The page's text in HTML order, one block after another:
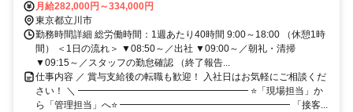
徒歩5分
月給282,000円～334,000円
東京都立川市
勤務時間詳細 総労働時間：1週あたり40時間 9:00～18:00 （休憩1時
間） ＜1日の流れ＞ ▼08:50～／出社 ▼09:00～／朝礼・清掃
▼09:15～／スタッフの勤怠確認 （終了報告...
仕事内容 ／ 賞与支給後の転職も歓迎！ 入社日はお気軽にご相談くだ
さい！ ＼ ━━━━━━━━━━━━━━━━━━ ⭐「現場担当」か
ら「管理担当」へ⭐ ━━━━━━━━━━━━━━━━━━ 「接客...